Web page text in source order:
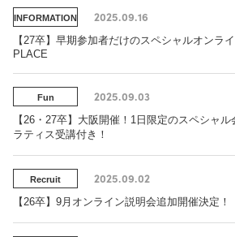
INFORMATION 2025.09.16
【27卒】早期参加者だけのスペシャルオンラ
PLACE
Fun 2025.09.03
【26・27卒】大阪開催！1日限定のスペシャ
ラティス受講付き！
Recruit 2025.09.02
【26卒】9月オンライン説明会追加開催決定！